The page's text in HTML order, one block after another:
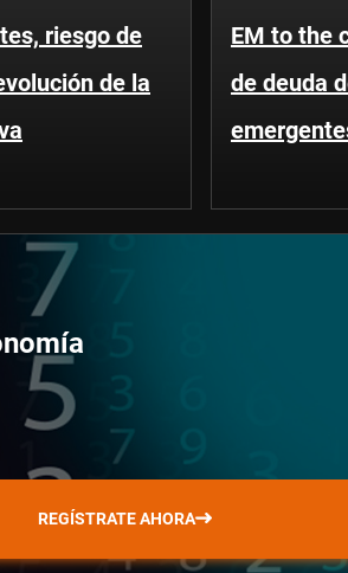
riesgo de
de la
EM to the
de deuda
REGÍSTRATE AHORA